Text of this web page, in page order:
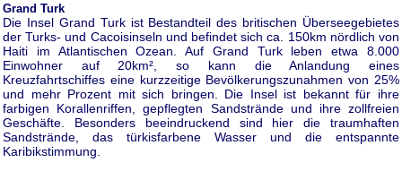
Grand Turk
Die Insel Grand Turk ist Bestandteil des britischen Überseegebietes
der Turks- und Cacoisinseln und befindet sich ca. 150km nördlich von
Haiti im Atlantischen Ozean. Auf Grand Turk leben etwa 8.000
Einwohner auf 20km², so kann die Anlandung eines
Kreuzfahrtschiffes eine kurzzeitige Bevölkerungszunahmen von 25%
und mehr Prozent mit sich bringen. Die Insel ist bekannt für ihre
farbigen Korallenriffen, gepflegten Sandstrände und ihre zollfreien
Geschäfte. Besonders beeindruckend sind hier die traumhaften
Sandstrände, das türkisfarbene Wasser und die entspannte
Karibikstimmung.